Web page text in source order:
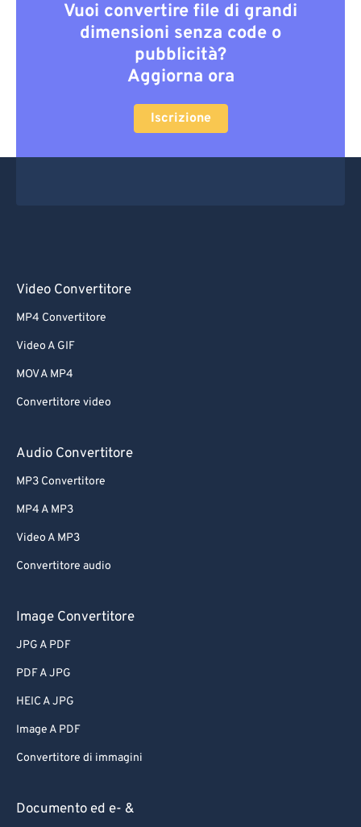
Vuoi convertire file di grandi
dimensioni senza code o
pubblicità?
Aggiorna ora
Iscrizione
Video Convertitore
MP4 Convertitore
Video A GIF
MOV A MP4
Convertitore video
Audio Convertitore
MP3 Convertitore
MP4 A MP3
Video A MP3
Convertitore audio
Image Convertitore
JPG A PDF
PDF A JPG
HEIC A JPG
Image A PDF
Convertitore di immagini
Documento ed e- &